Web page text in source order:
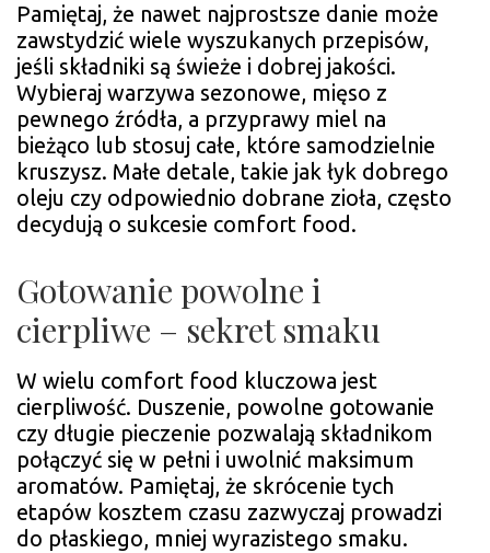
Pamiętaj, że nawet najprostsze danie może
zawstydzić wiele wyszukanych przepisów,
jeśli składniki są świeże i dobrej jakości.
Wybieraj warzywa sezonowe, mięso z
pewnego źródła, a przyprawy miel na
bieżąco lub stosuj całe, które samodzielnie
kruszysz. Małe detale, takie jak łyk dobrego
oleju czy odpowiednio dobrane zioła, często
decydują o sukcesie comfort food.
Gotowanie powolne i
cierpliwe – sekret smaku
W wielu comfort food kluczowa jest
cierpliwość. Duszenie, powolne gotowanie
czy długie pieczenie pozwalają składnikom
połączyć się w pełni i uwolnić maksimum
aromatów. Pamiętaj, że skrócenie tych
etapów kosztem czasu zazwyczaj prowadzi
do płaskiego, mniej wyrazistego smaku.